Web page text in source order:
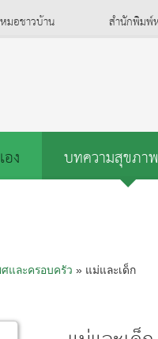
มอชาวบ้าน สำนักพิมพ์
ง บทความสุขภา
และครอบครัว » แม่และเด็ก